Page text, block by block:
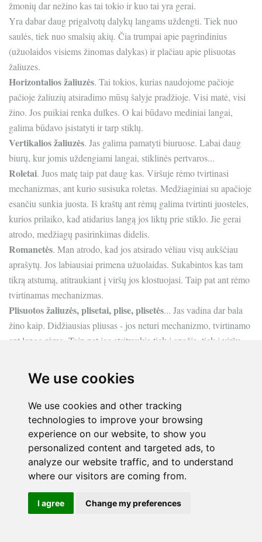
We use cookies
We use cookies and other tracking
technologies to improve your browsing
experience on our website, to show you
personalized content and targeted ads, to
analyze our website traffic, and to understand
where our visitors are coming from.
I agree Change my preferences
žmonių dar nežino kas tai tokio ir kuo tai yra gerai.
Yra dabar daug prigalvotų dalykų langams uždengti. Tiek nuo
saulės, tiek nuo smalsių akių. Čia trumpai apie pagrindinius
(užuolaidos visiems žinomas dalykas) ir plačiau apie plisuotas
žaliuzes.
Horizontalios žaliuzės. Tai tokios, kurias naudojome pačioje
pačioje žaliuzių atsiradimo mūsų šalyje pradžioje. Visi matė, visi
žino. Jos puikiai renka dulkes. O kai būdavo mediniai langai,
galima būdavo įsistatyti ir tarp stiklų.
Vertikalios žaliuzės. Jas galima pamatyti biuruose. Labai daug
biurų, kur jomis uždengiami langai, stiklinės pertvaros...
Roletai. Juos matę taip pat daug kas. Viršuje rėmo tvirtinasi
mechanizmas, ant kurio susisuka roletas. Medžiaginiai su apačioje
esančiu sunkia juosta. Iš kraštų ant rėmų galima tvirtinti juosteles,
kurios prilaiko, kad atidarius langą jos liktų prie stiklo. Jie gerai
atrodo, medžiagų pasirinkimas didelis.
Romanetės. Man atrodo, kad jos atsirado vėliau visų aukščiau
aprašytų. Jos labiausiai primena užuolaidas. Sukabintos kas tam
tikrą atstumą, atitraukiant į viršų jos klostuojasi. Taip pat ant rėmo
tvirtinamas mechanizmas.
Plisuotos žaliuzės, plisetai, plise, plisetės... Jas vadina dar bala
žino kaip. Didžiausias pliusas - jos neturi mechanizmo, tvirtinamo
ant lango rėmo. Taip pat jos atsitraukia tiek į apačią, tiek į viršų.